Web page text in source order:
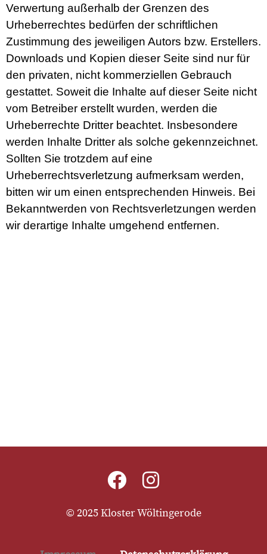
Verwertung außerhalb der Grenzen des
Urheberrechtes bedürfen der schriftlichen
Zustimmung des jeweiligen Autors bzw. Erstellers.
Downloads und Kopien dieser Seite sind nur für
den privaten, nicht kommerziellen Gebrauch
gestattet. Soweit die Inhalte auf dieser Seite nicht
vom Betreiber erstellt wurden, werden die
Urheberrechte Dritter beachtet. Insbesondere
werden Inhalte Dritter als solche gekennzeichnet.
Sollten Sie trotzdem auf eine
Urheberrechtsverletzung aufmerksam werden,
bitten wir um einen entsprechenden Hinweis. Bei
Bekanntwerden von Rechtsverletzungen werden
wir derartige Inhalte umgehend entfernen.
© 2025 Kloster Wöltingerode